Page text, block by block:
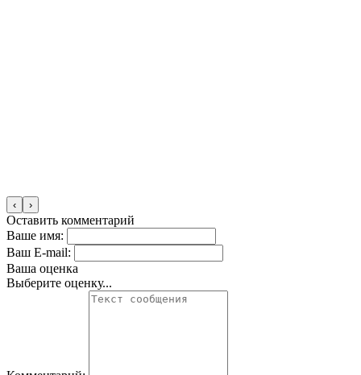
‹ ›
Оставить комментарий
Ваше имя:
Ваш E-mail:
Ваша оценка
Выберите оценку...